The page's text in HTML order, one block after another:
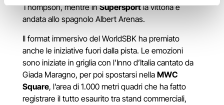
Thompson, mentre inSupersportla vittoria è
andata allo spagnolo Albert Arenas.
Il format immersivo del WorldSBK ha premiato
anche le iniziative fuori dalla pista. Le emozioni
sono iniziate in griglia con l’Inno d’Italia cantato da
Giada Maragno, per poi spostarsi nella MWC
Square, l’area di 1.000 metri quadri che ha fatto
registrare il tutto esaurito tra stand commerciali,